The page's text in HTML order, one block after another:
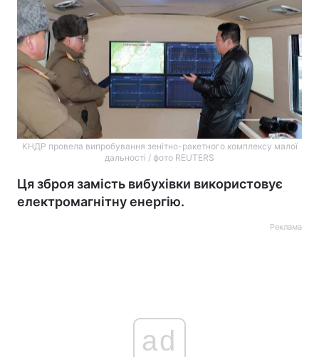
КНДР провела випробування зенітно-ракетного комплексу малої
дальності / фото REUTERS
Ця зброя замість вибухівки використовує
електромагнітну енергію.
Реклама
ad